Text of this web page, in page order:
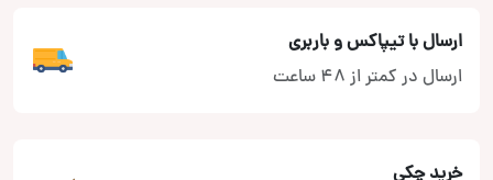
ارسال با تیپاکس و باربری
ارسال در کمتر از 48 ساعت
خرید چکی